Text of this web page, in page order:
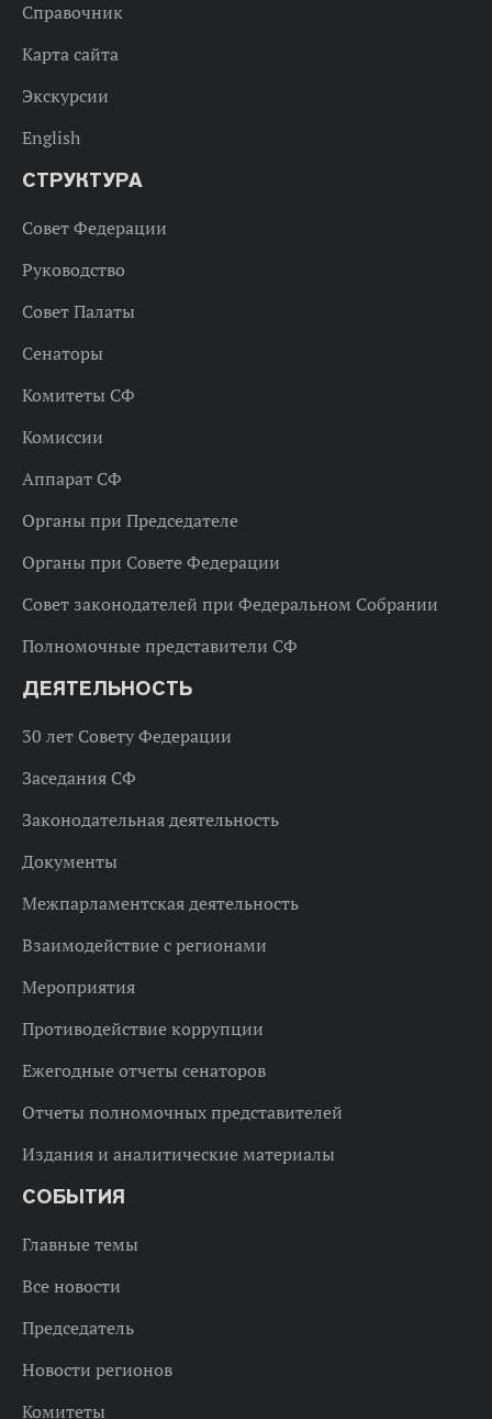
Справочник
Карта сайта
Экскурсии
English
СТРУКТУРА
Совет Федерации
Руководство
Совет Палаты
Сенаторы
Комитеты СФ
Комиссии
Аппарат СФ
Органы при Председателе
Органы при Совете Федерации
Совет законодателей при Федеральном Собрании
Полномочные представители СФ
ДЕЯТЕЛЬНОСТЬ
30 лет Совету Федерации
Заседания СФ
Законодательная деятельность
Документы
Межпарламентская деятельность
Взаимодействие с регионами
Мероприятия
Противодействие коррупции
Ежегодные отчеты сенаторов
Отчеты полномочных представителей
Издания и аналитические материалы
СОБЫТИЯ
Главные темы
Все новости
Председатель
Новости регионов
Комитеты